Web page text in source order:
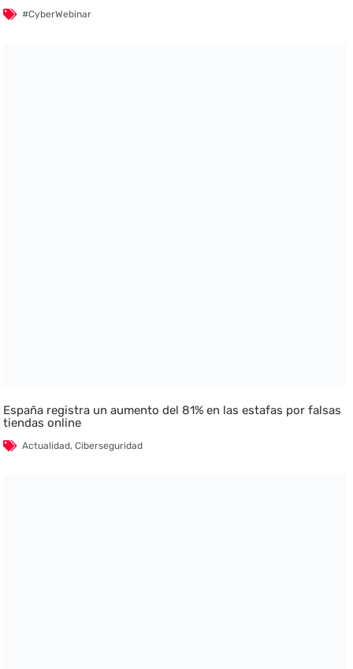
#CyberWebinar
España registra un aumento del 81% en las estafas por falsas
tiendas online
Actualidad,Ciberseguridad